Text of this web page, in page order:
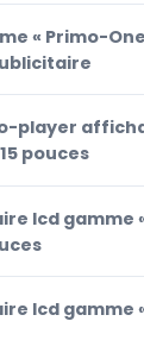
« Primo-
player
pouces
lcd gamme
lcd gamme